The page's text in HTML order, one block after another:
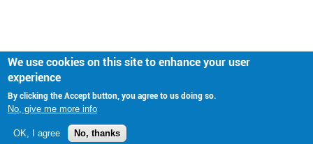
We use cookies on this site to enhance your user
experience
By clicking the Accept button, you agree to us doing so.
No, give me more info
OK, I agree No, thanks